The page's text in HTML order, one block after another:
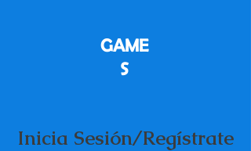
GAME
S
Inicia Sesión/Regístrate